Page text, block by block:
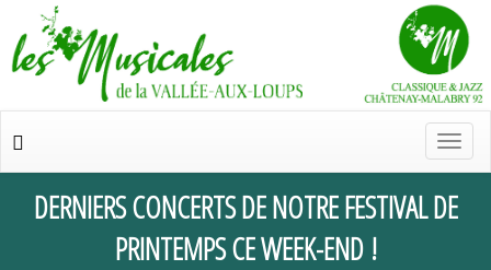
de
DERNIERSCONCERTSDENOTREFESTIVALDE
PRINTEMPSCEWEEK-END !